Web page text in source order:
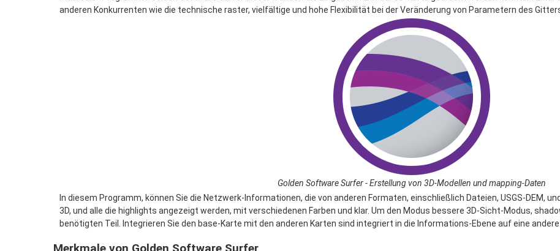
anderen Konkurrenten wie die technische raster, vielfältige und hohe Flexibilität bei der Veränderung von Parametern des
Golden Software Surfer - Erstellung von 3D-Modellen und mapping-Daten
In diesem Programm, können Sie die Netzwerk-Informationen, die von anderen Formaten, einschließlich Dateien, USGS-DEM,
3D, und alle die highlights angezeigt werden, mit verschiedenen Farben und klar. Um den Modus bessere 3D-Sicht-Modus,
benötigten Teil. Integrieren Sie den base-Karte mit den anderen Karten sind integriert in die Informations-Ebene auf eine
Merkmale von Golden Software Surfer